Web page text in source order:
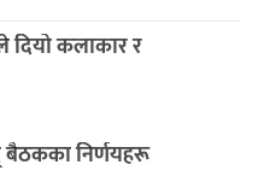
कलाकार र
बैठकका निर्णयहरू